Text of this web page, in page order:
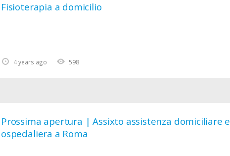
4 years ago 598
Fisioterapia a domicilio
Prossima apertura | Assixto assistenza domiciliare e
ospedaliera a Roma